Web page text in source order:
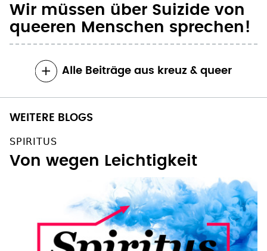
queeren Menschen sprechen!
Von wegen Leichtigkeit